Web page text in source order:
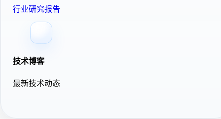
行业研究报告
技术博客
最新技术动态